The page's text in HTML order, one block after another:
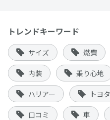
トレンドキーワード
サイズ 燃費
内装 乗り心地
ハリアー トヨタ
口コミ 車